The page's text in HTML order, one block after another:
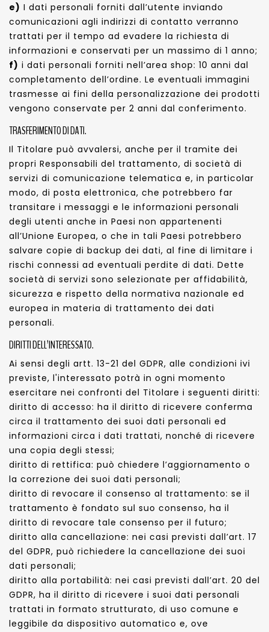
e) I dati personali forniti dall’utente inviando
comunicazioni agli indirizzi di contatto verranno
trattati per il tempo ad evadere la richiesta di
informazioni e conservati per un massimo di 1 anno;
f) i dati personali forniti nell’area shop: 10 anni dal
completamento dell’ordine. Le eventuali immagini
trasmesse ai fini della personalizzazione dei prodotti
vengono conservate per 2 anni dal conferimento.
TRASFERIMENTO DI DATI.
Il Titolare può avvalersi, anche per il tramite dei
propri Responsabili del trattamento, di società di
servizi di comunicazione telematica e, in particolar
modo, di posta elettronica, che potrebbero far
transitare i messaggi e le informazioni personali
degli utenti anche in Paesi non appartenenti
all’Unione Europea, o che in tali Paesi potrebbero
salvare copie di backup dei dati, al fine di limitare i
rischi connessi ad eventuali perdite di dati. Dette
società di servizi sono selezionate per affidabilità,
sicurezza e rispetto della normativa nazionale ed
europea in materia di trattamento dei dati
personali.
DIRITTI DELL’INTERESSATO.
Ai sensi degli artt. 13-21 del GDPR, alle condizioni ivi
previste, l'interessato potrà in ogni momento
esercitare nei confronti del Titolare i seguenti diritti:
diritto di accesso: ha il diritto di ricevere conferma
circa il trattamento dei suoi dati personali ed
informazioni circa i dati trattati, nonché di ricevere
una copia degli stessi;
diritto di rettifica: può chiedere l’aggiornamento o
la correzione dei suoi dati personali;
diritto di revocare il consenso al trattamento: se il
trattamento è fondato sul suo consenso, ha il
diritto di revocare tale consenso per il futuro;
diritto alla cancellazione: nei casi previsti dall’art. 17
del GDPR, può richiedere la cancellazione dei suoi
dati personali;
diritto alla portabilità: nei casi previsti dall’art. 20 del
GDPR, ha il diritto di ricevere i suoi dati personali
trattati in formato strutturato, di uso comune e
leggibile da dispositivo automatico e, ove